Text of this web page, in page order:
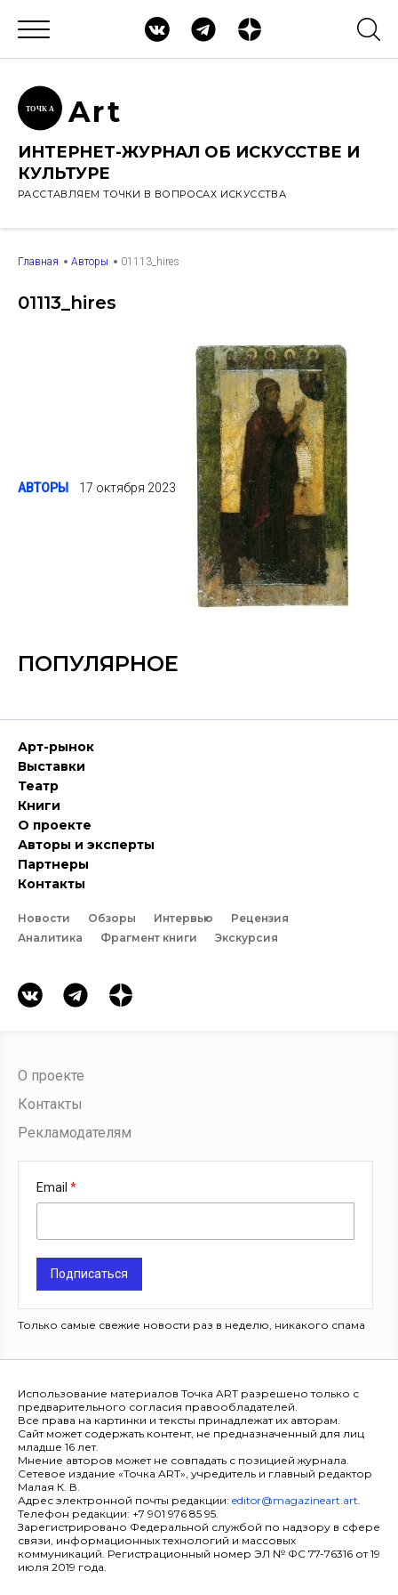
ТОЧК А Art
ИНТЕРНЕТ-ЖУРНАЛ ОБ ИСКУССТВЕ И
КУЛЬТУРЕ
РАССТАВЛЯЕМ ТОЧКИ В ВОПРОСАХ ИСКУССТВА
Главная Авторы 01113_hires
01113_hires
АВТОРЫ 17 октября 2023
ПОПУЛЯРНОЕ
Арт-рынок
Выставки
Театр
Книги
О проекте
Авторы и эксперты
Партнеры
Контакты
Новости Обзоры Интервью
Рецензия
Аналитика
Фрагмент книги Экскурсия
О проекте
Контакты
Рекламодателям
Email
Подписаться
Только самые свежие новости раз в неделю, никакого спама
Использование материалов Точка ART разрешено только с
предварительного согласия правообладателей.
Все права на картинки и тексты принадлежат их авторам.
Сайт может содержать контент, не предназначенный для лиц
младше 16 лет.
Мнение авторов может не совпадать с позицией журнала.
Сетевое издание «Точка ART», учредитель и главный редактор
Малая К. В.
Адрес электронной почты редакции: editor@magazineart.art.
Телефон редакции: +7 901 976 85 95.
Зарегистрировано Федеральной службой по надзору в сфере
связи, информационных технологий и массовых
коммуникаций. Регистрационный номер ЭЛ № ФС 77-76316 от 19
июля 2019 года.